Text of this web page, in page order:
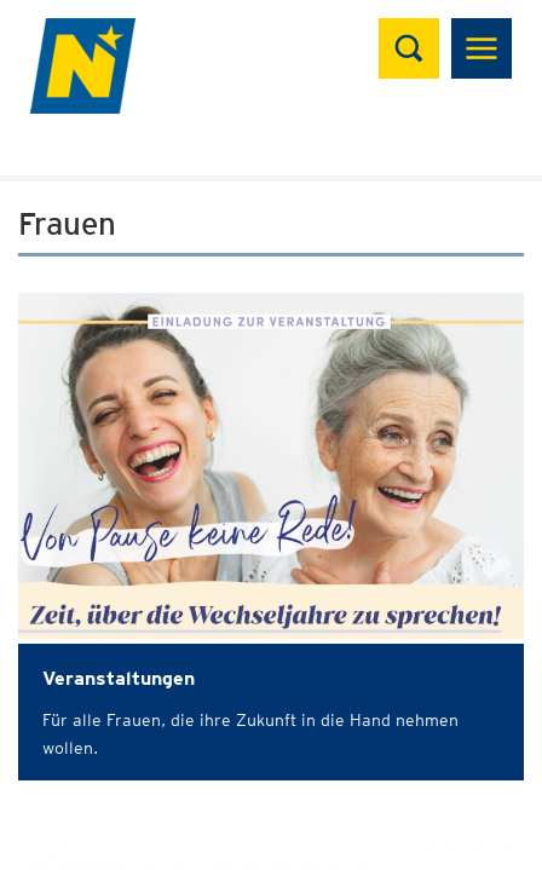
Suchen
Frauen
Veranstaltungen
Für alle Frauen, die ihre Zukunft in die Hand nehmen
wollen.